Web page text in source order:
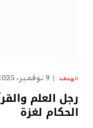
الهدهد 9 نوفمبر، 2025
رجل العلم
الحكام لغزة